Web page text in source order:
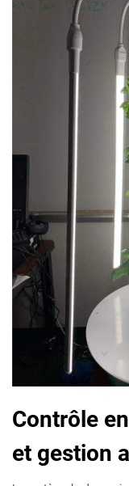
Contrôle
et gestion